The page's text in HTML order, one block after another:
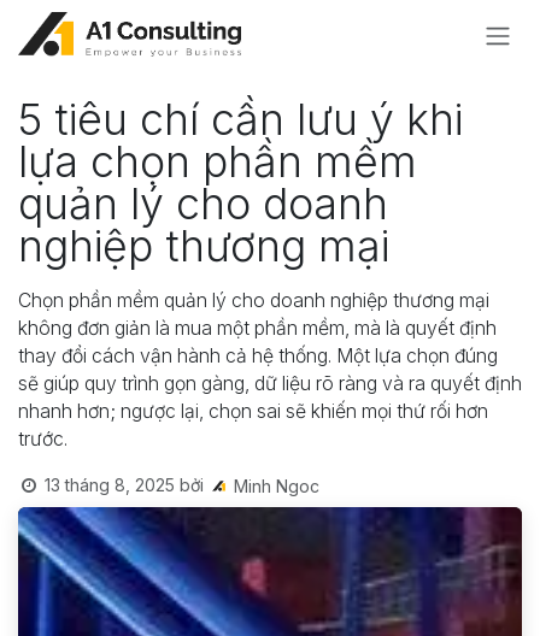
Bỏ qua để đến Nội dung
5 tiêu chí cần lưu ý khi
lựa chọn phần mềm
quản lý cho doanh
nghiệp thương mại
Chọn phần mềm quản lý cho doanh nghiệp thương mại
không đơn giản là mua một phần mềm, mà là quyết định
thay đổi cách vận hành cả hệ thống. Một lựa chọn đúng
sẽ giúp quy trình gọn gàng, dữ liệu rõ ràng và ra quyết định
nhanh hơn; ngược lại, chọn sai sẽ khiến mọi thứ rối hơn
trước.
13 tháng 8, 2025 bởi Minh Ngoc